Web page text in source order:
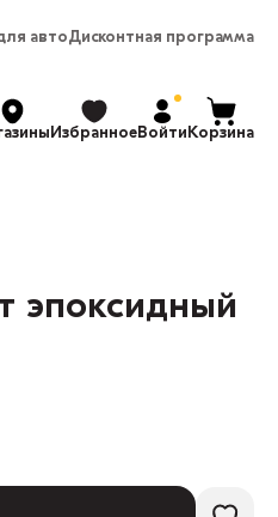
автоДисконтная программа
ИзбранноеВойтиКорзина
эпоксидный